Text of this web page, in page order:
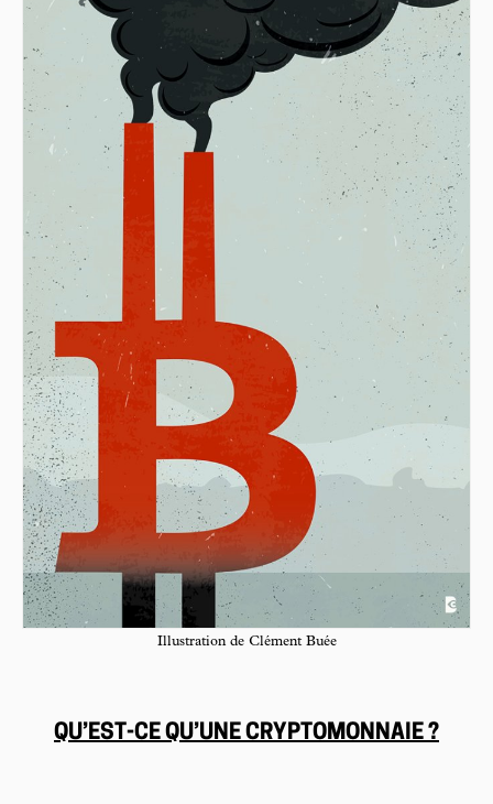
Illustration de Clément Buée
QU’EST-CE QU’UNE CRYPTOMONNAIE ?